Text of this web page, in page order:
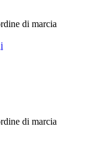
di marcia
i
di marcia